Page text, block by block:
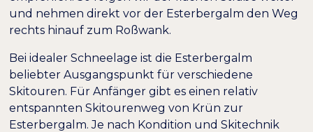
und nehmen direkt vor der Esterbergalm den Weg
rechts hinauf zum Roßwank.
Bei idealer Schneelage ist die Esterbergalm
beliebter Ausgangspunkt für verschiedene
Skitouren. Für Anfänger gibt es einen relativ
entspannten Skitourenweg von Krün zur
Esterbergalm. Je nach Kondition und Skitechnik